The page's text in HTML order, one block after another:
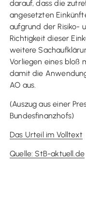
darauf, dass die
angesetzten
aufgrund der Risiko-
Richtigkeit dieser
weitere
Vorliegen eines bloß
damit die
AO aus.
(Auszug aus einer
Bundesfinanzhofs)
Das Urteil im Volltext
Quelle: StB-aktuell.de